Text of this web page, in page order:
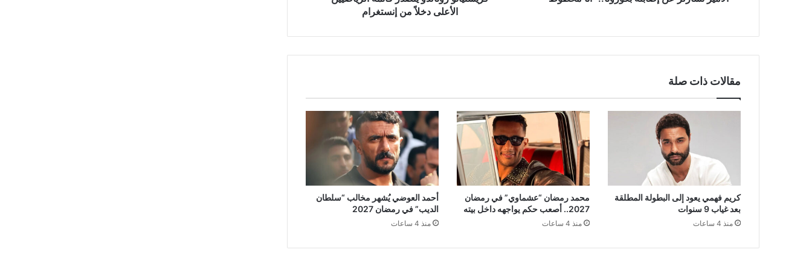
الأعلى دخلاً من إنستغرام
مقالات ذات صلة
كريم فهمي يعود إلى البطولة المطلقة
بعد غياب 9 سنوات
منذ 4 ساعات
محمد رمضان “عشماوي” في رمضان
2027.. أصعب حكم يواجهه داخل بيته
منذ 4 ساعات
أحمد العوضي يُشهر مخالب “سلطان
الديب” في رمضان 2027
منذ 4 ساعات